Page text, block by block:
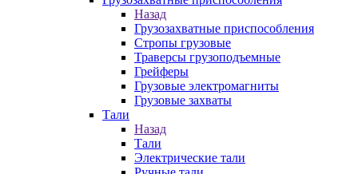
Назад
Грузозахватные приспособления
Стропы грузовые
Траверсы грузоподъемные
Грейферы
Грузовые электромагниты
Грузовые захваты
Тали
Назад
Тали
Электрические тали